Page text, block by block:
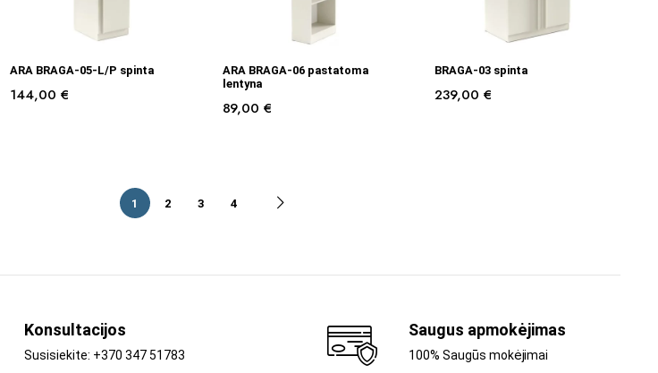
Į KREPŠELĮ
ARA BRAGA-05-L/P spinta
144,00 €
Į KREPŠELĮ
ARA BRAGA-06 pastatoma
lentyna
89,00€
Į KREPŠELĮ
BRAGA-03 spinta
239,00€
1 2 3 4
Konsultacijos
Susisiekite: +370 347 51783
Saugus apmokėjimas
100% Saugūs mokėjimai